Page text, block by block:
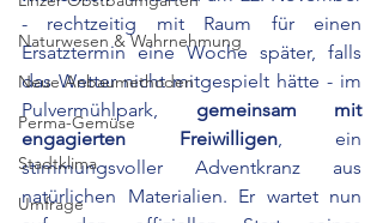
Naturwesen & Wahrnehmung
Neue Anbaumethoden
Perma-Gemüse
Stadtklima
Umfrage
- rechtzeitig mit Raum für einen
Ersatztermin eine Woche später, falls
das Wetter nicht mitgespielt hätte - im
Pulvermühlpark, gemeinsam mit
engagierten Freiwilligen, ein
stimmungsvoller Adventkranz aus
natürlichen Materialien. Er wartet nun